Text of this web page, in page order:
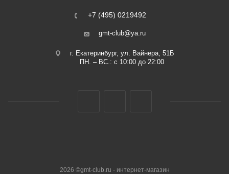
+7 (495) 0219492
gmt-club@ya.ru
г. Екатеринбург, ул. Вайнера, 51Б
ПН. – ВС.: с 10:00 до 22:00
2026 ©gmt-club.ru - интернет-магазин